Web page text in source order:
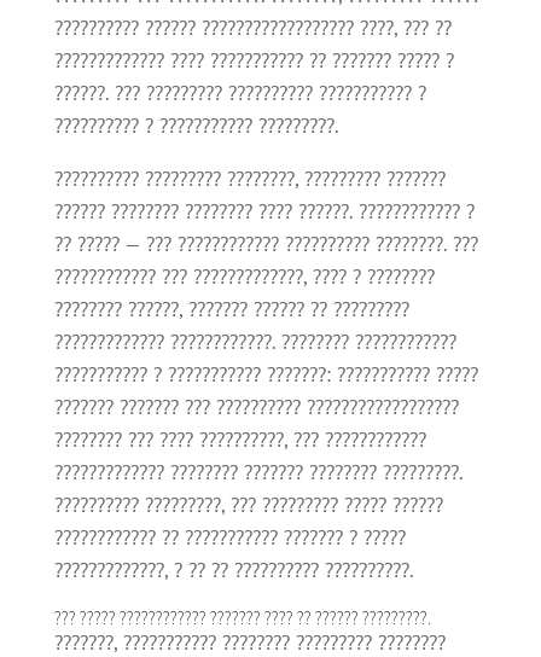
?????????? ?????? ?????????????????? ????, ??? ??
????????????? ???? ??????????? ?? ??????? ????? ?
??????. ??? ????????? ?????????? ??????????? ?
?????????? ? ??????????? ?????????.
?????????? ????????? ????????, ????????? ???????
?????? ???????? ???????? ???? ??????. ???????????? ?
?? ????? — ??? ???????????? ?????????? ????????. ???
???????????? ??? ?????????????, ???? ? ????????
???????? ??????, ??????? ?????? ?? ?????????
????????????? ????????????. ???????? ????????????
??????????? ? ??????????? ???????: ??????????? ?????
??????? ??????? ??? ?????????? ??????????????????
???????? ??? ???? ??????????, ??? ????????????
????????????? ???????? ??????? ???????? ?????????.
?????????? ?????????, ??? ????????? ????? ??????
???????????? ?? ??????????? ??????? ? ?????
?????????????, ? ?? ?? ?????????? ??????????.
??? ????? ???????????? ??????? ???? ?? ?????? ?????????.
???????, ??????????? ???????? ????????? ????????